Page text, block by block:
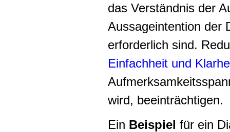
das Verständnis der
Aussageintention der
erforderlich sind.
Einfachheit und
wird, beeinträchtigen.
Ein Beispiel für ein